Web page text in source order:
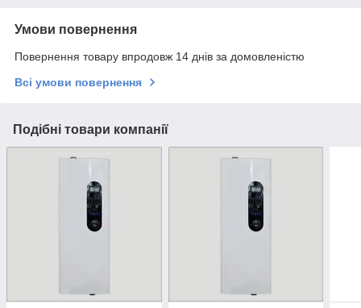
Умови повернення
Повернення товару впродовж 14 днів за домовленістю
Всі умови повернення
Подібні товари компанії